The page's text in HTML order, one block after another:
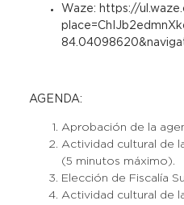
Waze: https://
AGENDA:
Aprobación de la
Actividad cultural de
(5 minutos máximo).
Elección de Fiscalía
Actividad cultural de